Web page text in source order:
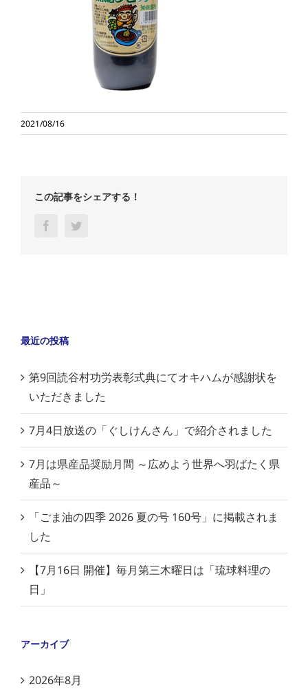
2021/08/16
この記事をシェアする！
Facebook
最近の投稿
第9回読谷村功労表彰式典にてオキハムが感謝状を
いただきました
7月4日放送の「ぐしけんさん」で紹介されました
7月は県産品奨励月間 ～広めよう世界へ羽ばたく県
産品～
「ごま油の四季 2026 夏の号 160号」に掲載されま
した
【7月16日 開催】毎月第三木曜日は「琉球料理の
日」
アーカイブ
2026年8月